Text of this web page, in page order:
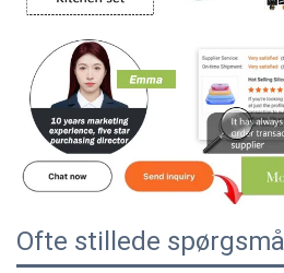
Ofte stillede